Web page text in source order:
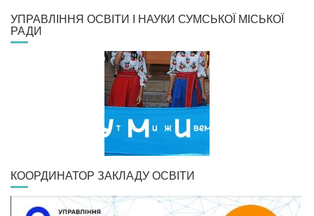
УПРАВЛІННЯ ОСВІТИ І НАУКИ СУМСЬКОЇ МІСЬКОЇ
РАДИ
КООРДИНАТОР ЗАКЛАДУ ОСВІТИ